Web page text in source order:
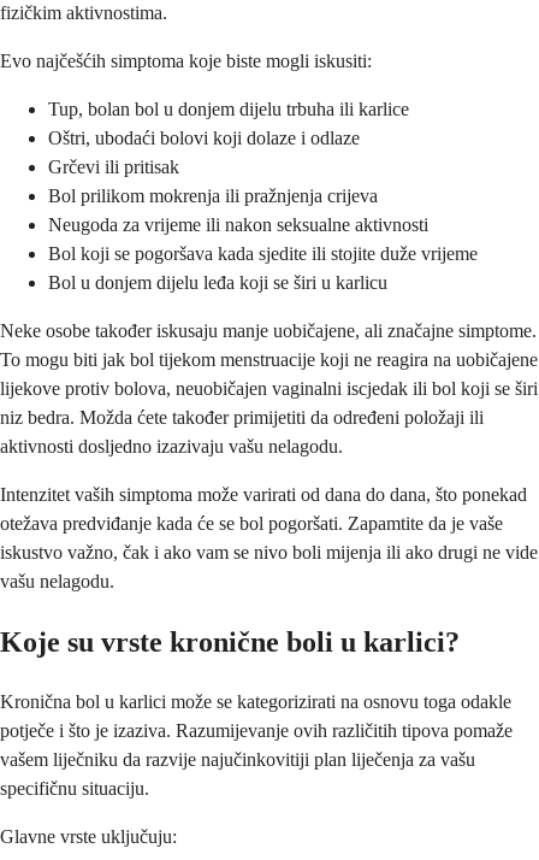
fizičkim aktivnostima.
Evo najčešćih simptoma koje biste mogli iskusiti:
Tup, bolan bol u donjem dijelu trbuha ili karlice
Oštri, ubodaći bolovi koji dolaze i odlaze
Grčevi ili pritisak
Bol prilikom mokrenja ili pražnjenja crijeva
Neugoda za vrijeme ili nakon seksualne aktivnosti
Bol koji se pogoršava kada sjedite ili stojite duže vrijeme
Bol u donjem dijelu leđa koji se širi u karlicu
Neke osobe također iskusaju manje uobičajene, ali značajne simptome.
To mogu biti jak bol tijekom menstruacije koji ne reagira na uobičajene
lijekove protiv bolova, neuobičajen vaginalni iscjedak ili bol koji se širi
niz bedra. Možda ćete također primijetiti da određeni položaji ili
aktivnosti dosljedno izazivaju vašu nelagodu.
Intenzitet vaših simptoma može varirati od dana do dana, što ponekad
otežava predviđanje kada će se bol pogoršati. Zapamtite da je vaše
iskustvo važno, čak i ako vam se nivo boli mijenja ili ako drugi ne vide
vašu nelagodu.
Koje su vrste kronične boli u karlici?
Kronična bol u karlici može se kategorizirati na osnovu toga odakle
potječe i što je izaziva. Razumijevanje ovih različitih tipova pomaže
vašem liječniku da razvije najučinkovitiji plan liječenja za vašu
specifičnu situaciju.
Glavne vrste uključuju: